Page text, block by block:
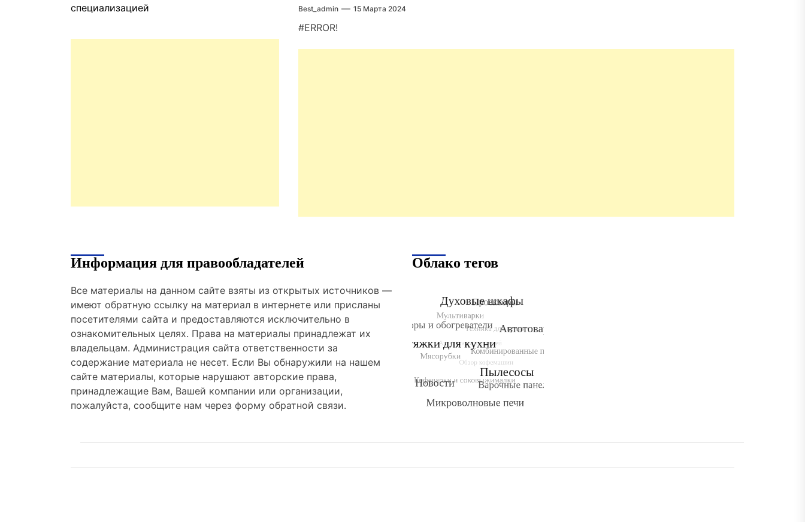
Best_admin 15 Марта 2024
#ERROR!
специализацией
Информация для правообладателей
Все материалы на данном сайте взяты из открытых источников —
имеют обратную ссылку на материал в интернете или присланы
посетителями сайта и предоставляются исключительно в
ознакомительных целях. Права на материалы принадлежат их
владельцам. Администрация сайта ответственности за
содержание материала не несет. Если Вы обнаружили на нашем
сайте материалы, которые нарушают авторские права,
принадлежащие Вам, Вашей компании или организации,
пожалуйста, сообщите нам через форму обратной связи.
Облако тегов